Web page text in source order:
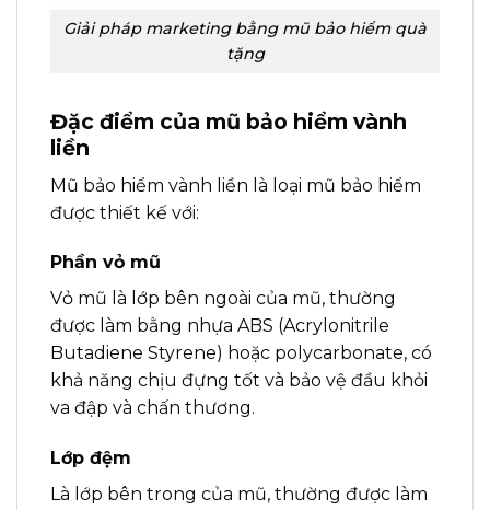
Giải pháp marketing bằng mũ bảo hiểm quà
tặng
Đặc điểm của mũ bảo hiểm vành
liền
Mũ bảo hiểm vành liền là loại mũ bảo hiểm
được thiết kế với:
Phần vỏ mũ
Vỏ mũ là lớp bên ngoài của mũ, thường
được làm bằng nhựa ABS (Acrylonitrile
Butadiene Styrene) hoặc polycarbonate, có
khả năng chịu đựng tốt và bảo vệ đầu khỏi
va đập và chấn thương.
Lớp đệm
Là lớp bên trong của mũ, thường được làm